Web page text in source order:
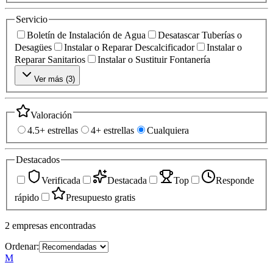
Servicio
Boletín de Instalación de Agua
Desatascar Tuberías o
Desagües
Instalar o Reparar Descalcificador
Instalar o
Reparar Sanitarios
Instalar o Sustituir Fontanería
Ver más (3)
Valoración
4.5+ estrellas
4+ estrellas Cualquiera
Destacados
Verificada
Destacada Top
Responde
rápido
Presupuesto gratis
2 empresas encontradas
Ordenar:
M